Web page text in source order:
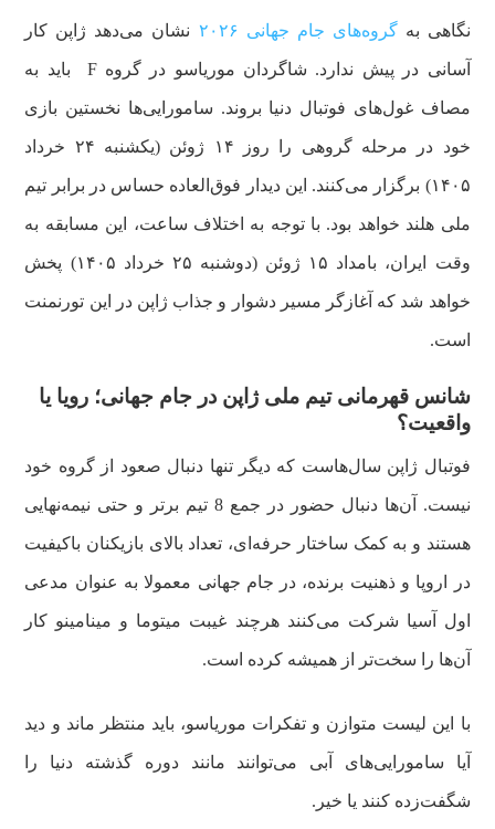
نگاهی بهگروه‌های جام جهانی ۲۰۲۶ نشان می‌دهد ژاپن کار
آسانی در پیش ندارد. شاگردان موریاسو در گروه F باید به
مصاف غول‌های فوتبال دنیا بروند. سامورایی‌ها نخستین بازی
خود در مرحله گروهی را روز ۱۴ ژوئن (یکشنبه ۲۴ خرداد
۱۴۰۵) برگزار می‌کنند. این دیدار فوق‌العاده حساس در برابر تیم
ملی هلند خواهد بود. با توجه به اختلاف ساعت، این مسابقه به
وقت ایران، بامداد ۱۵ ژوئن (دوشنبه ۲۵ خرداد ۱۴۰۵) پخش
خواهد شد که آغازگر مسیر دشوار و جذاب ژاپن در این تورنمنت
است.
شانس قهرمانی تیم ملی ژاپن در جام جهانی؛ رویا یا
واقعیت؟
فوتبال ژاپن سال‌هاست که دیگر تنها دنبال صعود از گروه خود
نیست. آن‌ها دنبال حضور در جمع 8 تیم برتر و حتی نیمه‌نهایی
هستند و به کمک ساختار حرفه‌ای، تعداد بالای بازیکنان باکیفیت
در اروپا و ذهنیت برنده‌، در جام جهانی معمولا به عنوان مدعی
اول آسیا شرکت می‌کنند هرچند غیبت میتوما و مینامینو کار
آن‌ها را سخت‌تر از همیشه کرده است.
با این لیست متوازن و تفکرات موریاسو، باید منتظر ماند و دید
آیا سامورایی‌های آبی می‌توانند مانند دوره گذشته دنیا را
شگفت‌زده کنند یا خیر.